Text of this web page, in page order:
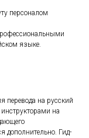
персоналом
языке.
перевода на русский
на
дополнительно. Гид-